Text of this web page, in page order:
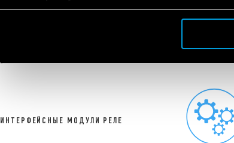
ИНТЕРФЕЙСНЫЕ МОДУЛИ РЕЛЕ